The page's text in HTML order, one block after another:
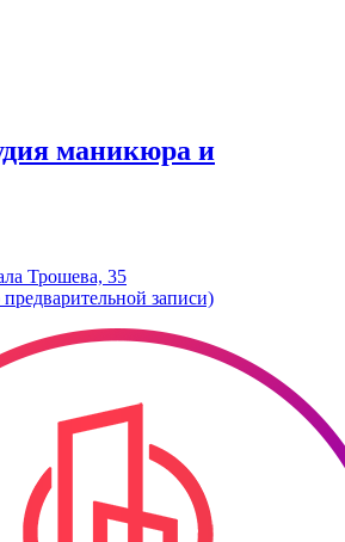
маникюра и
Трошева, 35
записи)